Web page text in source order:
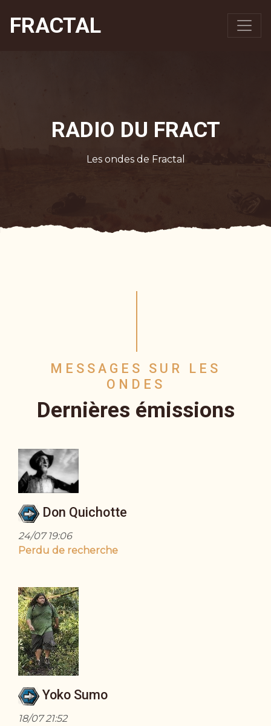
FRACTAL
RADIO DU FRACT
Les ondes de Fractal
MESSAGES SUR LES
ONDES
Dernières émissions
Don Quichotte
24/07 19:06
Perdu de recherche
Yoko Sumo
18/07 21:52